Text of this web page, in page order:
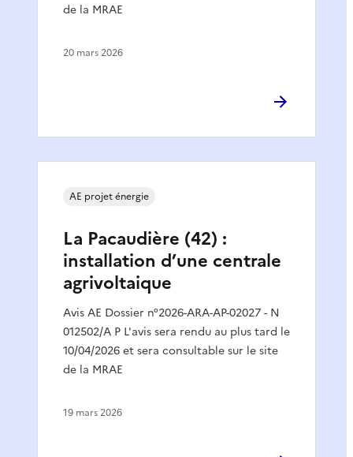
de la MRAE
20 mars 2026
La Pacaudière (42) :
installation d’une centrale
agrivoltaique
Avis AE Dossier n°2026-ARA-AP-02027 - N
012502/A P L'avis sera rendu au plus tard le
10/04/2026 et sera consultable sur le site
de la MRAE
AE projet énergie
19 mars 2026